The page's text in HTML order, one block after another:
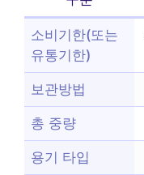
소비기한(또는
유통기한)
보관방법
총 중량
용기 타입